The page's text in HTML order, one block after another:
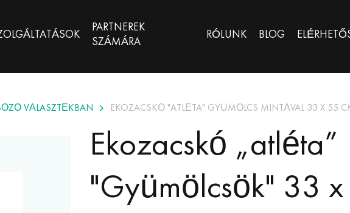
PARTNEREK
SZÁMÁRA
RÓLUNK BLOG
VÁLASZTÉKBAN EKOZACSKÓ "ATLÉTA" GYÜMÖLCS MINTÁVAL 33 X 55
Ekozacskó „atléta”
"Gyümölcsök" 33